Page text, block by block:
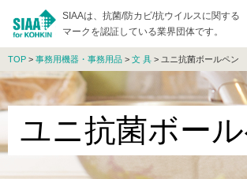
SIAAは、抗菌/防カビ/抗ウイルスに関する
マークを認証している業界団体です。
TOP > 事務用機器・事務用品 > 文 具 > ユニ抗菌ボールペン
ユニ抗菌ボー